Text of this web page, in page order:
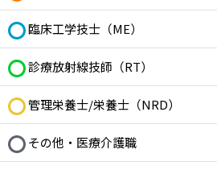
臨床工学技士（ME）
診療放射線技師（RT）
管理栄養士/栄養士（NRD）
その他・医療介護職